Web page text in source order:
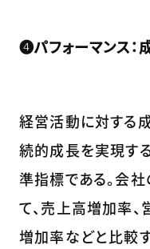
❹パフォーマンス：
経営活動に対する
続的成長を実現す
準指標である。会
て、売上高増加率
増加率などと比較